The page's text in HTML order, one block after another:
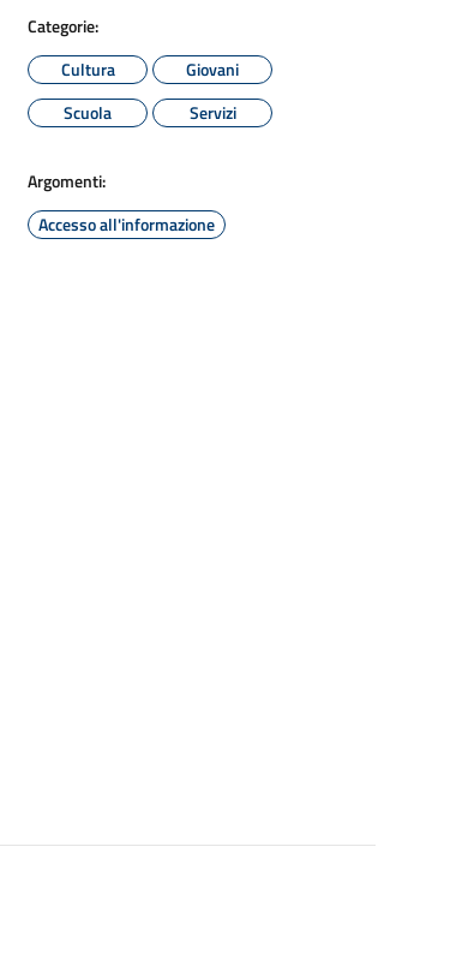
Categorie:
Cultura
Giovani
Scuola
Servizi
Argomenti:
Accesso all'informazione